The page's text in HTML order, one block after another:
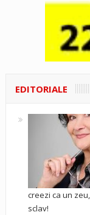
EDITORIALE
creezi ca un
sclav!